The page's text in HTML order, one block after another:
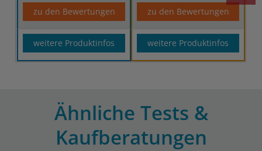
zu den Bewertungen zu den Bewertungen
weitere Produktinfos weitere Produktinfos
Ähnliche Tests &
Kaufberatungen